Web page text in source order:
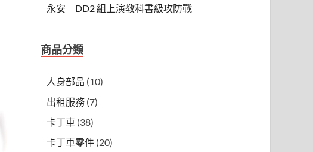
永安 DD2 組上演教科書級攻防戰
商品分類
人身部品 (10)
出租服務 (7)
卡丁車 (38)
卡丁車零件 (20)